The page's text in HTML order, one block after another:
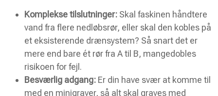
Komplekse tilslutninger: Skal faskinen håndtere
vand fra flere nedløbsrør, eller skal den kobles på
et eksisterende drænsystem? Så snart det er
mere end bare ét rør fra A til B, mangedobles
risikoen for fejl.
Besværlig adgang: Er din have svær at komme til
med en minigraver, så alt skal graves med